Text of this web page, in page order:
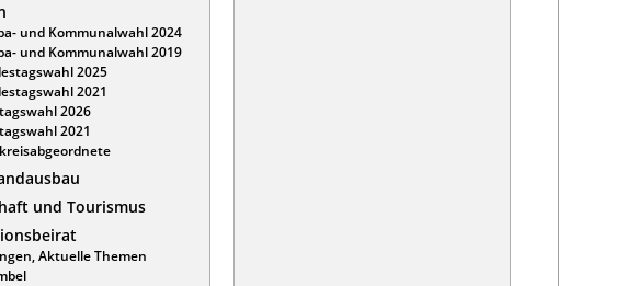
und Kommunalwahl 2024
und Kommunalwahl 2019
2025
2021
2026
2021
und Tourismus
Aktuelle Themen